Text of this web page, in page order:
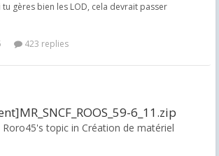
tu gères bien les LOD, cela devrait passer
423 replies
6_11.zip
topic in Création de matériel